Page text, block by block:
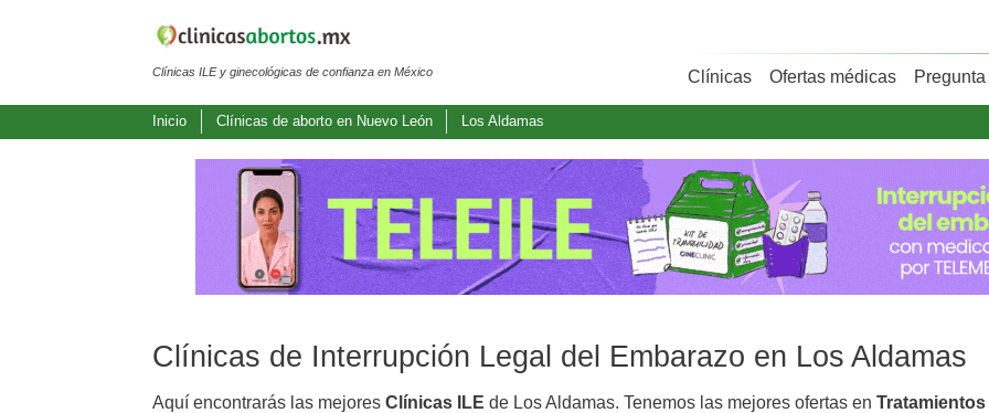
Clínicas ILE y ginecológicas de confianza en México Clínicas Ofertas médicas
Inicio Clínicas de aborto en Nuevo León Los Aldamas
Clínicas de Interrupción Legal del Embarazo en Los Aldamas
Aquí encontrarás las mejores Clínicas ILE de Los Aldamas. Tenemos las mejores ofertas en